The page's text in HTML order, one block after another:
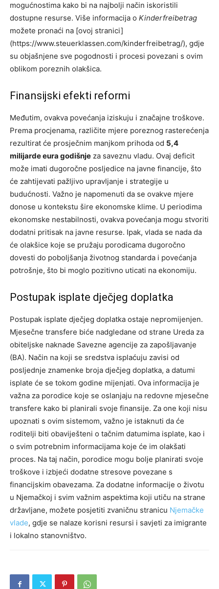
mogućnostima kako bi na najbolji način iskoristili
dostupne resurse. Više informacija o Kinderfreibetrag
možete pronaći na [ovoj stranici]
(https://www.steuerklassen.com/kinderfreibetrag/), gdje
su objašnjene sve pogodnosti i procesi povezani s ovim
oblikom poreznih olakšica.
Finansijski efekti reformi
Međutim, ovakva povećanja iziskuju i značajne troškove.
Prema procjenama, različite mjere poreznog rasterećenja
rezultirat će prosječnim manjkom prihoda od 5,4
milijarde eura godišnje za saveznu vladu. Ovaj deficit
može imati dugoročne posljedice na javne financije, što
će zahtijevati pažljivo upravljanje i strategije u
budućnosti. Važno je napomenuti da se ovakve mjere
donose u kontekstu šire ekonomske klime. U periodima
ekonomske nestabilnosti, ovakva povećanja mogu stvoriti
dodatni pritisak na javne resurse. Ipak, vlada se nada da
će olakšice koje se pružaju porodicama dugoročno
dovesti do poboljšanja životnog standarda i povećanja
potrošnje, što bi moglo pozitivno uticati na ekonomiju.
Postupak isplate dječjeg doplatka
Postupak isplate dječjeg doplatka ostaje nepromijenjen.
Mjesečne transfere biće nadgledane od strane Ureda za
obiteljske naknade Savezne agencije za zapošljavanje
(BA). Način na koji se sredstva isplaćuju zavisi od
posljednje znamenke broja dječjeg doplatka, a datumi
isplate će se tokom godine mijenjati. Ova informacija je
važna za porodice koje se oslanjaju na redovne mjesečne
transfere kako bi planirali svoje finansije. Za one koji nisu
upoznati s ovim sistemom, važno je istaknuti da će
roditelji biti obaviješteni o tačnim datumima isplate, kao i
o svim potrebnim informacijama koje će im olakšati
proces. Na taj način, porodice mogu bolje planirati svoje
troškove i izbjeći dodatne stresove povezane s
financijskim obavezama. Za dodatne informacije o životu
u Njemačkoj i svim važnim aspektima koji utiču na strane
državljane, možete posjetiti zvaničnu stranicu Njemačke
vlade, gdje se nalaze korisni resursi i savjeti za imigrante
i lokalno stanovništvo.